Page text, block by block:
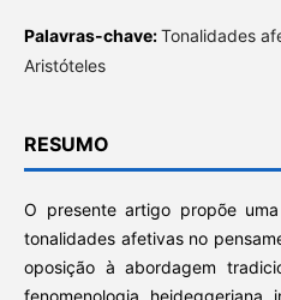
Palavras-chave:Tonalidades
Aristóteles
RESUMO
O presente artigo propõe
tonalidades afetivas no
oposição à abordagem
fenomenologia